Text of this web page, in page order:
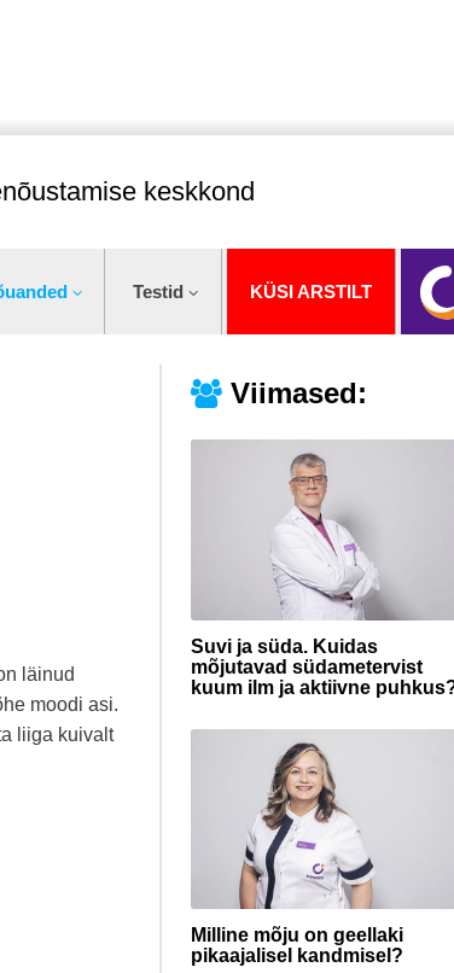
keskkond
Testid KÜSI ARSTILT
Viimased:
Suvi ja süda. Kuidas
mõjutavad südametervist
kuum ilm ja aktiivne
Milline mõju on geellaki
pikaajalisel kandmisel?
läinud
moodi asi.
liiga kuivalt